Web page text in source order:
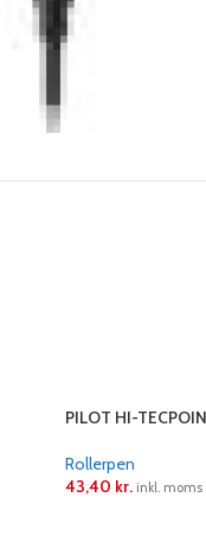
PILOT HI-
Rollerpen
43,40 kr. inkl. moms